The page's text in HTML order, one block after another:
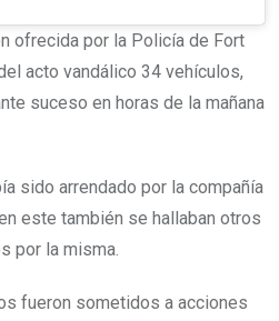
ofrecida por la Policía de Fort
acto vandálico 34 vehículos,
suceso en horas de la mañana
sido arrendado por la compañía
este también se hallaban otros
por la misma.
fueron sometidos a acciones